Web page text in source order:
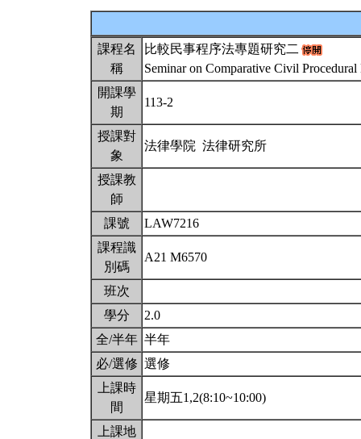
課程名
稱
比較民事程序法專題研究二
Seminar on Comparative Civil
開課學
期
113-2
授課對
象
法律學院 法律研究所
授課教
師
課號
LAW7216
課程識
別碼
A21 M6570
班次
學分
2.0
全/半年 半年
必/選修 選修
上課時
間
星期五1,2(8:10~10:00)
上課地